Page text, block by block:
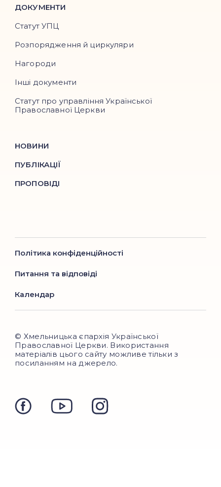
ДОКУМЕНТИ
Статут УПЦ
Розпорядження й циркуляри
Нагороди
Інші документи
Статут про управління Української
Православної Церкви
НОВИНИ
ПУБЛІКАЦІЇ
ПРОПОВІДІ
Політика конфіденційності
Питання та відповіді
Календар
© Хмельницька єпархія Української
Православної Церкви. Використання
матеріалів цього сайту можливе тільки з
посиланням на джерело.